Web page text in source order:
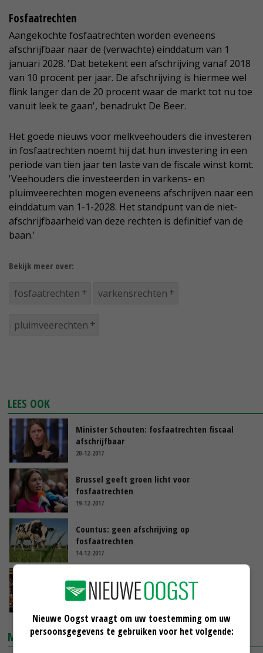
Fosfaatrechten
Aangekochte fosfaatrechten worden eveneens
afschrijfbaar naar de (verwachte) einddatum van 1
januari 2028. 'Dat betekent een afschrijving vanaf 2018
van 10 procent per jaar. De afschrijving is hiermee wel
flink langer dan de 20 procent waar de markt tot nu toe
vanuit leek te gaan', benadrukt De Beer.
Het goede nieuws voor melkveehouders die investeren
in fosfaatrechten noemt hij dat hun investering in een
periode van tien jaar ten laste van de fiscale winst komt.
'Veehouders die investeerden in varkens- en
pluimveerechten mogen eveneens afschrijven naar een
einddatum van 1-1-2028. Het standpunt van de niet-
afschrijfbaarheid van deze rechten is definitief van de
baan.'
Bekijk meer over:
fosfaatrechten varkensrechten
pluimveerechten
LEES OOK
Minister Schouten: fosfaatrechten fiscaal
afschrijfbaar
20-12-2017
Brussel geeft groen licht voor
fosfaatrechten
19-12-2017
Countus: geen afschrijving op
fosfaatrechten
14-12-2017
Kamer wil respijt voor knelgevallen
13-12-2017
MARKTPRIJZEN
Nieuwe Oogst vraagt om uw toestemming om uw
persoonsgegevens te gebruiken voor het volgende: